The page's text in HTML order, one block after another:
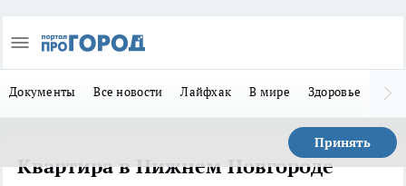
Документы Все новости Лайфхак В мире Здоровье
Принять
Квартира в Нижнем Новгороде